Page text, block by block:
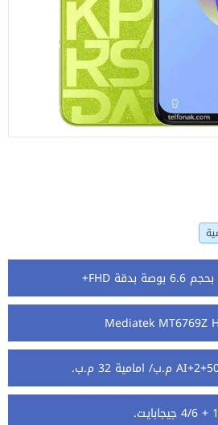
Mediatek MT6769Z